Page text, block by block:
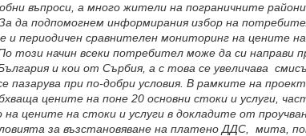
въпроси, а много жители на пограничните
да подпомогнем информирания избор на
и периодичен сравнителен мониторинг на цените
този начин всеки потребител може да си направи
и кои от Сърбия, а с това се увеличава
пазарува при по-добри условия. В рамките на
цените на поне 20 основни стоки и услуги,
на цените на стоки и услуги в докладите от
за възстановяване на платено ДДС, мита,